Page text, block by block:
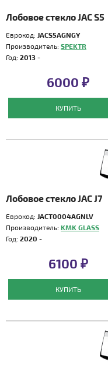
Лобовое стекло JAC S5
Еврокод: JACS5AGNGY
Производитель: SPEKTR
Год: 2013 -
6000 ₽
КУПИТЬ
Лобовое стекло JAC J7
Еврокод: JACT0004AGNLV
Производитель: KMK GLASS
Год: 2020 -
6100 ₽
КУПИТЬ